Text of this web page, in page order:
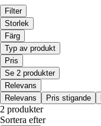
Filter
Storlek
Färg
Typ av produkt
Pris
Se 2 produkter
Relevans
Relevans
Pris stigande
2 produkter
Sortera efter